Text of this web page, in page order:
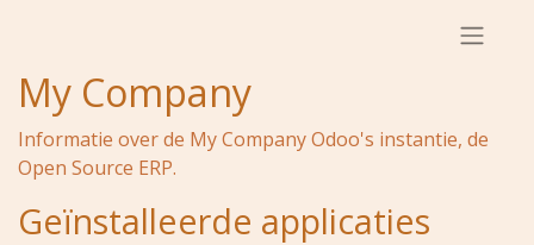
My Company
Informatie over de My Company Odoo's instantie, de
Open Source ERP.
Geïnstalleerde applicaties